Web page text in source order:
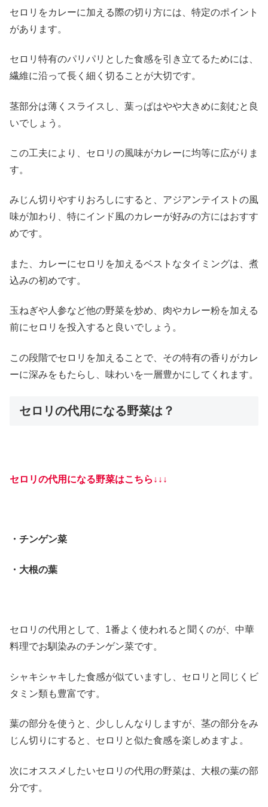
セロリをカレーに加える際の切り方には、特定のポイント
があります。
セロリ特有のパリパリとした食感を引き立てるためには、
繊維に沿って長く細く切ることが大切です。
茎部分は薄くスライスし、葉っぱはやや大きめに刻むと良
いでしょう。
この工夫により、セロリの風味がカレーに均等に広がりま
す。
みじん切りやすりおろしにすると、アジアンテイストの風
味が加わり、特にインド風のカレーが好みの方にはおすす
めです。
また、カレーにセロリを加えるベストなタイミングは、煮
込みの初めです。
玉ねぎや人参など他の野菜を炒め、肉やカレー粉を加える
前にセロリを投入すると良いでしょう。
この段階でセロリを加えることで、その特有の香りがカレ
ーに深みをもたらし、味わいを一層豊かにしてくれます。
セロリの代用になる野菜は？
セロリの代用になる野菜はこちら↓↓↓
・チンゲン菜
・大根の葉
セロリの代用として、1番よく使われると聞くのが、中華
料理でお馴染みのチンゲン菜です。
シャキシャキした食感が似ていますし、セロリと同じくビ
タミン類も豊富です。
葉の部分を使うと、少ししんなりしますが、茎の部分をみ
じん切りにすると、セロリと似た食感を楽しめますよ。
次にオススメしたいセロリの代用の野菜は、大根の葉の部
分です。